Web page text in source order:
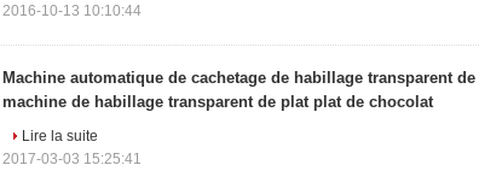
2016-10-13 10:10:44
Machine automatique de cachetage de habillage transparent de
machine de habillage transparent de plat plat de chocolat
Lire la suite
2017-03-03 15:25:41